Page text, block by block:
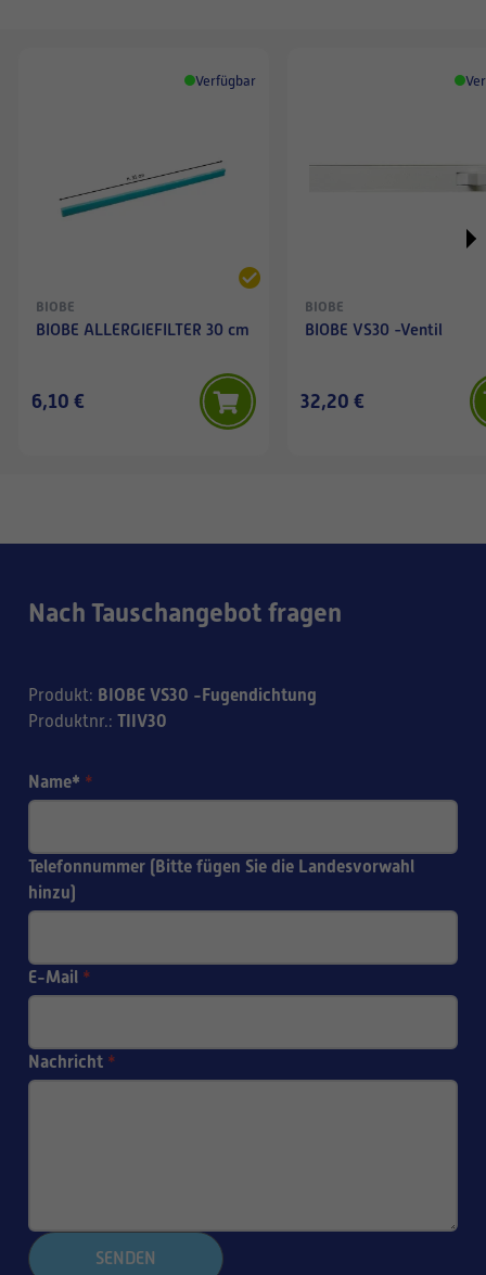
Verfügbar
BIOBE
BIOBE ALLERGIEFILTER 30 cm
6,10 €
BIOBE
BIOBE VS30 -Ventil
32,20 €
Nach Tauschangebot fragen
Produkt: BIOBE VS30 -Fugendichtung
Produktnr.: TIIV30
Name* *
Telefonnummer (Bitte fügen Sie die Landesvorwahl
hinzu)
E-Mail *
Nachricht *
SENDEN